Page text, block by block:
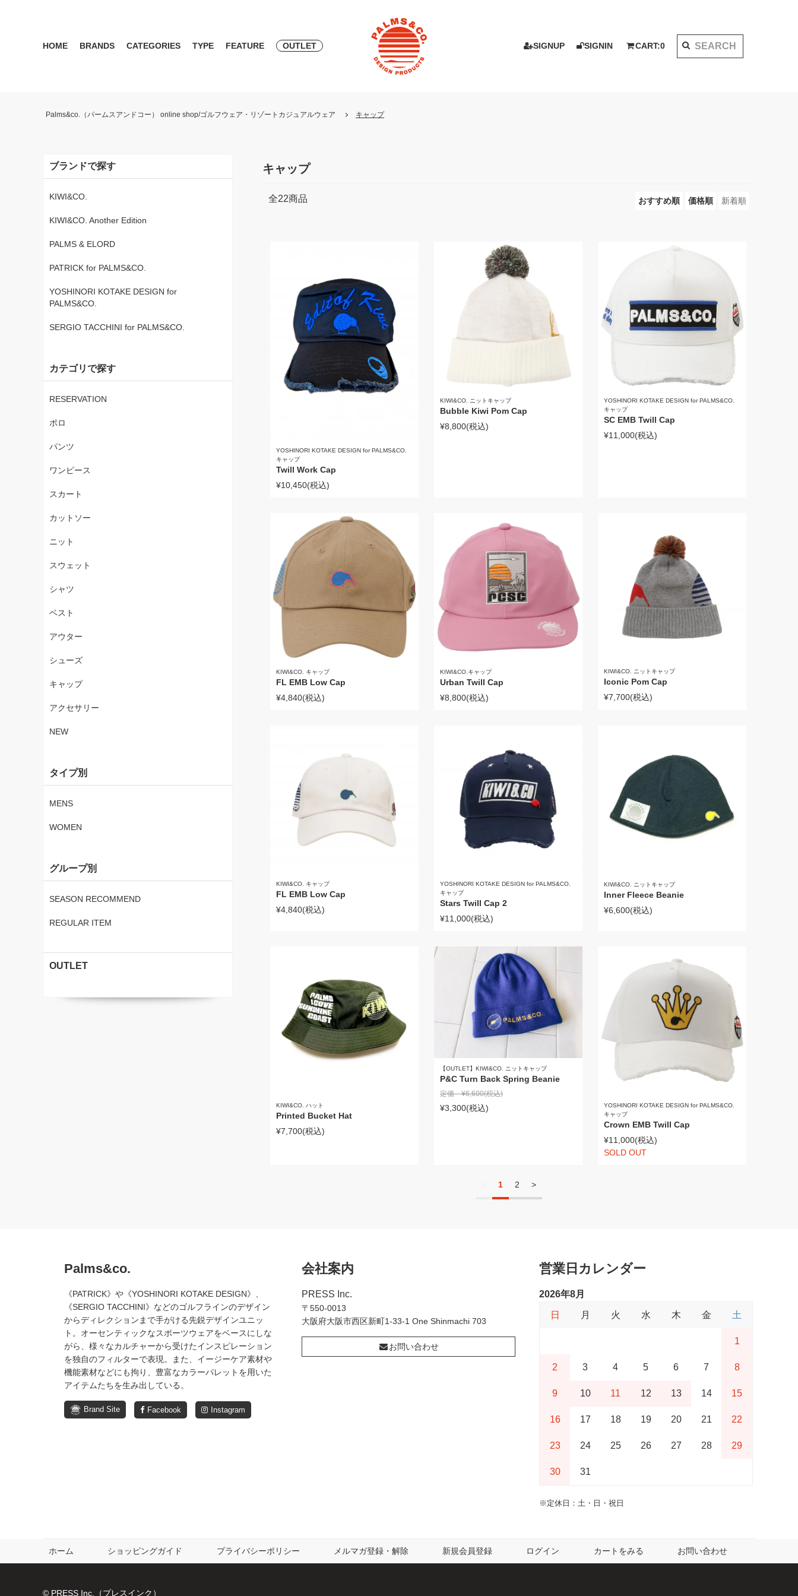
HOME BRANDS CATEGORIES TYPE FEATURE OUTLET SIGNUP SIGNIN CART:0
Palms&co.（パームスアンドコー） online shop/ゴルフウェア・リゾートカジュアルウェア キャップ
キャップ
全22商品 おすすめ順 価格順 新着順
YOSHINORI KOTAKE DESIGN for PALMS&CO.
キャップ
Twill Work Cap
¥10,450(税込)
KIWI&CO. ニットキャップ
Bubble Kiwi Pom Cap
¥8,800(税込)
YOSHINORI KOTAKE DESIGN for PALMS&CO.
キャップ
SC EMB Twill Cap
¥11,000(税込)
KIWI&CO. キャップ
FL EMB Low Cap
¥4,840(税込)
KIWI&CO.キャップ
Urban Twill Cap
¥8,800(税込)
KIWI&CO. ニットキャップ
Iconic Pom Cap
¥7,700(税込)
KIWI&CO. キャップ
FL EMB Low Cap
¥4,840(税込)
YOSHINORI KOTAKE DESIGN for PALMS&CO.
キャップ
Stars Twill Cap 2
¥11,000(税込)
KIWI&CO. ニットキャップ
Inner Fleece Beanie
¥6,600(税込)
KIWI&CO. ハット
Printed Bucket Hat
¥7,700(税込)
【OUTLET】KIWI&CO. ニットキャップ
P&C Turn Back Spring Beanie
定価 ¥6,600(税込)
¥3,300(税込)
YOSHINORI KOTAKE DESIGN for PALMS&CO.
キャップ
Crown EMB Twill Cap
¥11,000(税込)
SOLD OUT
1 2 >
ブランドで探す
KIWI&CO.
KIWI&CO. Another Edition
PALMS & ELORD
PATRICK for PALMS&CO.
YOSHINORI KOTAKE DESIGN for
PALMS&CO.
SERGIO TACCHINI for PALMS&CO.
カテゴリで探す
RESERVATION
ポロ
パンツ
ワンピース
スカート
カットソー
ニット
スウェット
シャツ
ベスト
アウター
シューズ
キャップ
アクセサリー
NEW
タイプ別
MENS
WOMEN
グループ別
SEASON RECOMMEND
REGULAR ITEM
OUTLET
Palms&co.
《PATRICK》や《YOSHINORI KOTAKE DESIGN》、
《SERGIO TACCHINI》などのゴルフラインのデザイン
からディレクションまで手がける先鋭デザインユニッ
ト。オーセンティックなスポーツウェアをベースにしな
がら、様々なカルチャーから受けたインスピレーション
を独自のフィルターで表現。また、イージーケア素材や
機能素材などにも拘り、豊富なカラーパレットを用いた
アイテムたちを生み出している。
Brand Site Facebook Instagram
会社案内
PRESS Inc.
〒550-0013
大阪府大阪市西区新町1-33-1 One Shinmachi 703
お問い合わせ
営業日カレンダー
2026年8月
日 月 火 水 木 金 土
1
2 3 4 5 6 7 8
9 10 11 12 13 14 15
16 17 18 19 20 21 22
23 24 25 26 27 28 29
30 31
※定休日：土・日・祝日
ホーム ショッピングガイド プライバシーポリシー メルマガ登録・解除 新規会員登録 ログイン カートをみる お問い合わせ
© PRESS Inc.（プレスインク）